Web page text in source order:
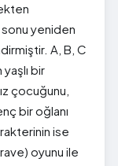
sonu yeniden
A, B, C
bir
çocuğunu,
bir oğlanı
ise
oyunu ile